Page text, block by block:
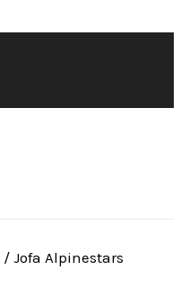
/ Jofa Alpinestars